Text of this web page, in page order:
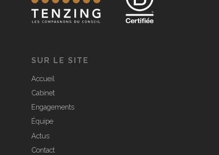
SUR LE SITE
Accueil
Cabinet
Engagements
Équipe
Actus
Contact